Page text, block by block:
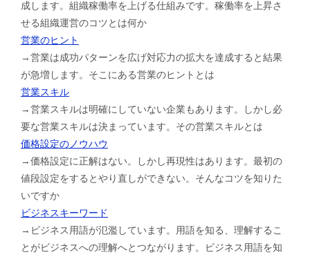
成します。組織稼働率を上げる仕組みです。稼働率を上昇さ
せる組織運営のコツとは何か
営業のヒント
→営業は成功パターンを広げ対応力の拡大を達成すると結果
が急増します。そこにある営業のヒントとは
営業スキル
→営業スキルは明確にしていない企業もあります。しかし必
要な営業スキルは決まっています。その営業スキルとは
価格設定のノウハウ
→価格設定に正解はない。しかし再現性はあります。最初の
値段設定をするとやり直しができない。そんなコツを知りた
いですか
ビジネスキーワード
→ビジネス用語が氾濫しています。用語を知る、理解するこ
とがビジネスへの理解へとつながります。ビジネス用語を知